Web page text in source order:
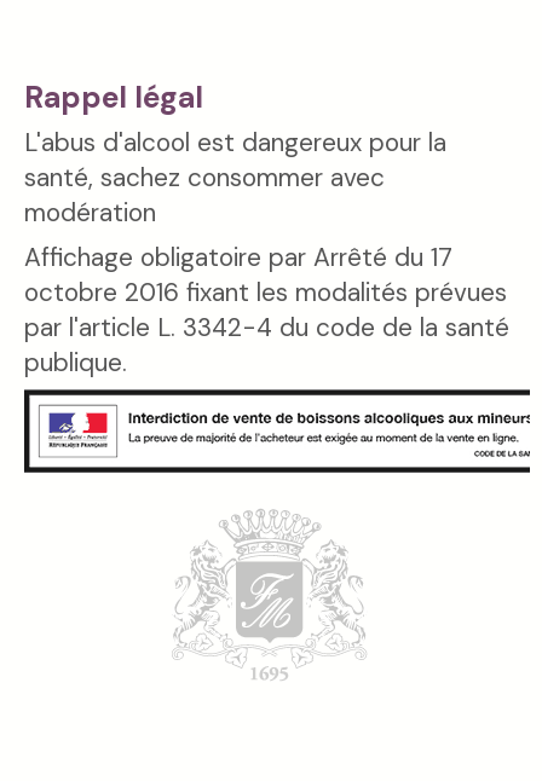
Rappel légal
L'abus d'alcool est dangereux pour la
santé, sachez consommer avec
modération
Affichage obligatoire par Arrêté du 17
octobre 2016 fixant les modalités prévues
par l'article L. 3342-4 du code de la santé
publique.